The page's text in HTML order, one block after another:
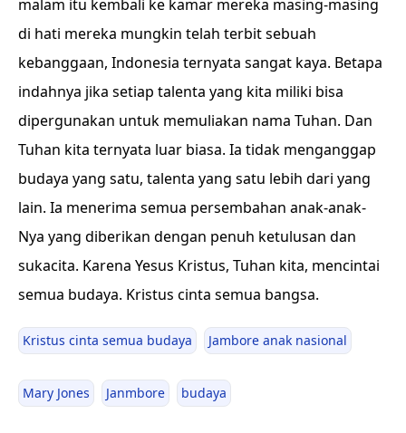
malam itu kembali ke kamar mereka masing-masing
di hati mereka mungkin telah terbit sebuah
kebanggaan, Indonesia ternyata sangat kaya. Betapa
indahnya jika setiap talenta yang kita miliki bisa
dipergunakan untuk memuliakan nama Tuhan. Dan
Tuhan kita ternyata luar biasa. Ia tidak menganggap
budaya yang satu, talenta yang satu lebih dari yang
lain. Ia menerima semua persembahan anak-anak-
Nya yang diberikan dengan penuh ketulusan dan
sukacita. Karena Yesus Kristus, Tuhan kita, mencintai
semua budaya. Kristus cinta semua bangsa.
Kristus cinta semua budaya Jambore anak nasional
Mary Jones Janmbore budaya